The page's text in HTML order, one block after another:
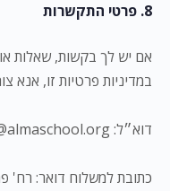
8. פרטי התקשרות
אם יש לך בקשות, שאלות
במדיניות פרטיות זו,
דוא״ל:
כתובת למשלוח דואר: רח' פרזון 17, פרזון